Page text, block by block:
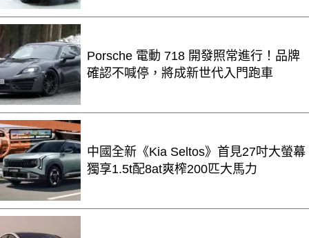
Porsche 電動 718 開發照常進行！品牌
確認不喊停，將成新世代入門跑車
中國全新《Kia Seltos》首見27吋大螢幕
獨享1.5t配8at爽榨200匹大馬力